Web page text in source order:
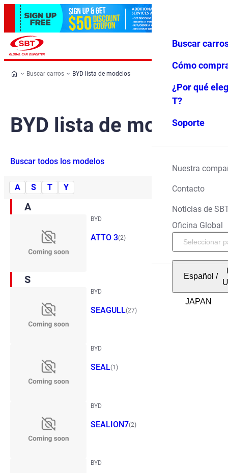
Favoritos Menú
Buscar
Cómo
¿Por qué
T?
Soporte
Nuestra
Contacto
Noticias de
Oficina Global
Español /
Buscar carros BYD lista de modelos
BYD lista de modelos
Buscar todos los modelos
A S T Y
A
BYD
ATTO 3(2)
S
BYD
SEAGULL(27)
BYD
SEAL(1)
BYD
SEALION7(2)
BYD